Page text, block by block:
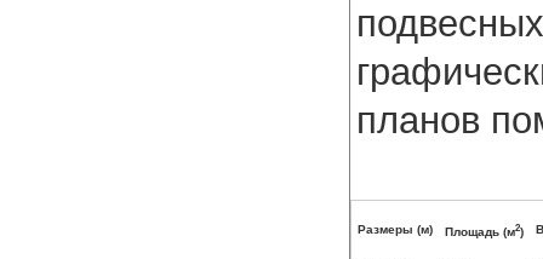
планов
Размеры (м) Площадь (м2)